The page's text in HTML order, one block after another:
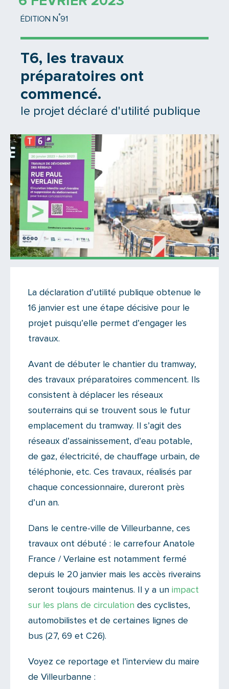
ÉDITION N °91
T6, les travaux
préparatoires ont
commencé.
le projet déclaré d'utilité publique
Il n'y a aucun commentaire...
Ajoutez le vôtre
La déclaration d’utilité publique obtenue le
16 janvier est une étape décisive pour le
projet puisqu’elle permet d’engager les
travaux.
Avant de débuter le chantier du tramway,
des travaux préparatoires commencent. Ils
consistent à déplacer les réseaux
souterrains qui se trouvent sous le futur
emplacement du tramway. Il s’agit des
réseaux d’assainissement, d’eau potable,
de gaz, électricité, de chauffage urbain, de
téléphonie, etc. Ces travaux, réalisés par
chaque concessionnaire, dureront près
d’un an.
Dans le centre-ville de Villeurbanne, ces
travaux ont débuté : le carrefour Anatole
France / Verlaine est notamment fermé
depuis le 20 janvier mais les accès riverains
seront toujours maintenus. Il y a un impact
sur les plans de circulation des cyclistes,
automobilistes et de certaines lignes de
bus (27, 69 et C26).
Voyez ce reportage et l’interview du maire
de Villeurbanne :